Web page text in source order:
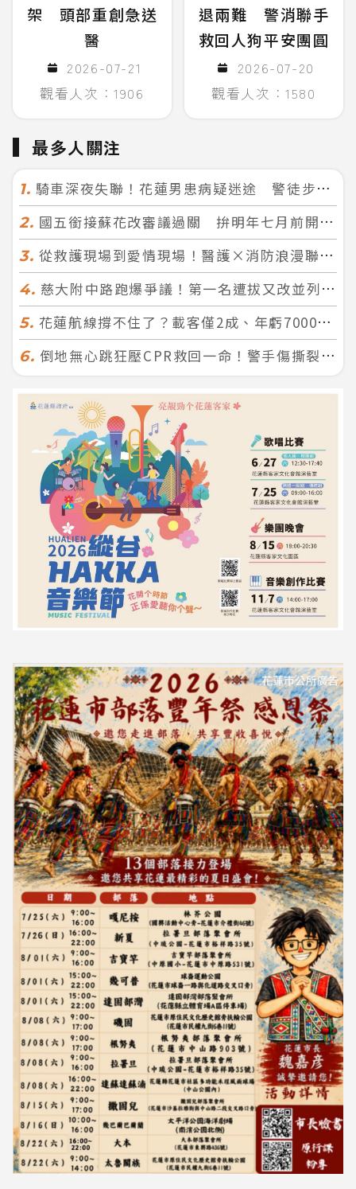
架 頭部重創急送
醫
2026-07-21
觀看人次：1906
退兩難 警消聯手
救回人狗平安團圓
2026-07-20
觀看人次：1580
最多人關注
1. 騎車深夜失聯！花蓮男患病疑迷途 警徒步百米急尋救回一命
2. 國五銜接蘇花改審議過關 拚明年七月前開工！台北花蓮2小時生活圈成形
3. 從救護現場到愛情現場！醫護×消防浪漫聯誼 32人配對成功5對
4. 慈大附中路跑爆爭議！第一名遭拔又改並列 家長怒：難以接受
5. 花蓮航線撐不住了？載客僅2成、年虧7000萬 華信喊：真的快飛不下去
6. 倒地無心跳狂壓CPR救回一命！警手傷撕裂仍不放手 竟救到藝人何篤霖哥哥